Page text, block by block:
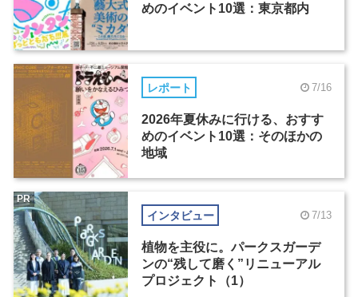
めのイベント10選：東京都内
レポート 7/16
2026年夏休みに行ける、おすす
めのイベント10選：そのほかの
地域
インタビュー 7/13
植物を主役に。パークスガーデ
ンの“残して磨く”リニューアル
プロジェクト（1）
PR